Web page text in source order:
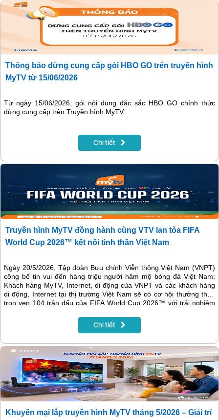
Thông báo dừng cung cấp gói HBO GO trên truyền hình
MyTV từ 15/06/2026
Từ ngày 15/06/2026, gói nội dung đặc sắc HBO GO chính thức
dừng cung cấp trên Truyền hình MyTV.
Chi tiết
Truyền hình MyTV đồng hành cùng VTV lan tỏa FIFA
World Cup 2026™ kết nối tinh thần Việt Nam
Ngày 20/5/2026, Tập đoàn Bưu chính Viễn thông Việt Nam (VNPT)
công bố tin vui đến hàng triệu người hâm mộ bóng đá Việt Nam:
Khách hàng MyTV, Internet, di động của VNPT và các khách hàng
di động, Internet tại thị trường Việt Nam sẽ có cơ hội thưởng thức
trọn vẹn 104 trận đấu của FIFA World Cup 2026™ với trải nghiệm
chuyên nghiệp của VNPT với Đài truyền hình Việt Nam (VTV) để đạt
được thỏa thuận về bản quyền phát sóng FIFA World Cup 2026TM
Chi tiết
Khuyến mại lắp truyền hình MyTV tháng 5/2026 – Giải trí